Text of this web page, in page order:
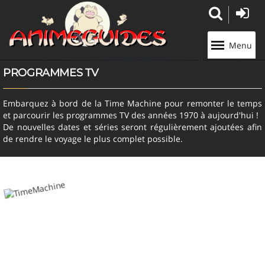
Menu
PROGRAMMES TV
Embarquez à bord de la Time Machine pour remonter le temps
et parcourir les programmes TV des années 1970 à aujourd'hui !
De nouvelles dates et séries seront régulièrement ajoutées afin
de rendre le voyage le plus complet possible.
Panneau de gestion des cookies